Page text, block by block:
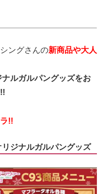
ングさんの新商品や大人
ルガルパングッズをお
!!
ジナルガルパングッズ